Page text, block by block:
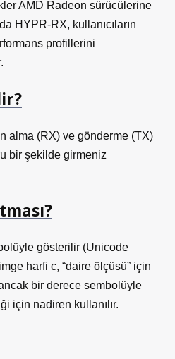
AMD Radeon sürücülerine
HYPR-RX, kullanıcıların
profillerini
alma (RX) ve gönderme (TX)
bir şekilde girmeniz
gösterilir (Unicode
harfi c, “daire ölçüsü” için
bir derece sembolüyle
için nadiren kullanılır.